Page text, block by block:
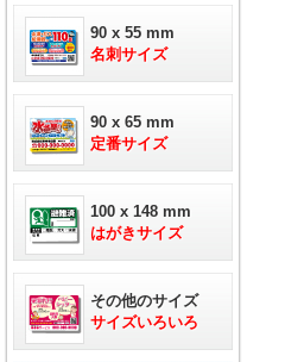
90 x 55 mm
名刺サイズ
90 x 65 mm
定番サイズ
100 x 148 mm
はがきサイズ
その他のサイズ
サイズいろいろ